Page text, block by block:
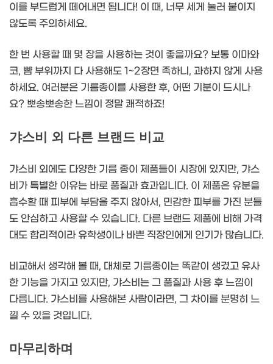
이를 부드럽게 떼어내면 됩니다! 이 때, 너무 세게 눌러 붙이지
않도록 주의하세요.
한 번 사용할 때 몇 장을 사용하는 것이 좋을까요? 보통 이마와
코, 뺨 부위까지 다 사용해도 1~2장면 족하니, 과하지 않게 사용
하세요. 여러분은 기름종이를 사용한 후, 어떤 기분이 드시나
요? 뽀송뽀송한 느낌이 정말 쾌적하죠!
갸스비 외 다른 브랜드 비교
갸스비 외에도 다양한 기름 종이 제품들이 시장에 있지만, 갸스
비가 특별한 이유는 바로 품질과 효과입니다. 이 제품은 유분을
흡수할 때 피부에 부담을 주지 않아서, 민감한 피부를 가진 분들
도 안심하고 사용할 수 있습니다. 다른 브랜드 제품에 비해 가격
대도 합리적이라 유학생이나 바쁜 직장인에게 인기가 많습니다.
비교해서 생각해 볼 때, 대체로 기름종이는 똑같이 생겼고 유사
한 기능을 가지고 있지만, 갸스비는 그 품질과 사용 후 느낌이
다릅니다. 갸스비를 사용해본 사람이라면, 그 차이를 분명히 느
낄 수 있을 것입니다.
마무리하며